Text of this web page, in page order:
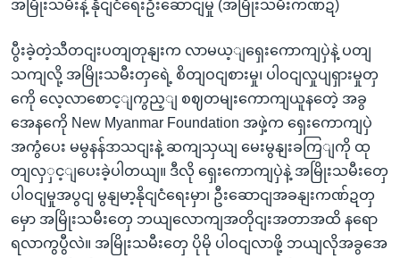
အမြိုးသမီးနဲ့ နိုငျငံရေးဦးဆောငျမှု (အမြိုးသမီးကဏ်ဍ)
ပွီးခဲ့တဲ့သီတငျးပတျတုနျးက လာမယ့ျရှေးကောကျပှဲနဲ့ ပတျ
သကျလို့ အမြိုးသမီးတှရေဲ့ စိတျဝငျစားမှု၊ ပါဝငျလှုပျရှားမှုတှ
ကေို လေ့လာစောင့ျကွည့ျ စဈတမျးကောကျယူနတေဲ့ အခွ
အေနကေို New Myanmar Foundation အဖှဲ့က ရှေးကောကျပှဲ
အကွံပေး မမွနန်ဒာသငျးနဲ့ ဆကျသှယျ မေးမွနျးခကြျကို ထု
တျလှှင့ျပေးခဲ့ပါတယျ။ ဒီလို ရှေးကောကျပှဲနဲ့ အမြိုးသမီးတှေ
ပါဝငျမှုအပွငျ မွနျမာ့နိုငျငံရေးမှာ၊ ဦးဆောငျအခနျးကဏ်ဍတှ
မှော အမြိုးသမီးတှေ ဘယျလောကျအတိုငျးအတာအထိ နရော
ရလာကွပွီလဲ။ အမြိုးသမီးတှေ ပိုမို ပါဝငျလာဖို့ ဘယျလိုအခွအေ